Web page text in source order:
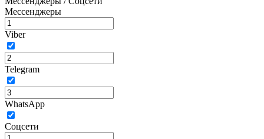
Мессенджеры
Viber
Telegram
WhatsApp
Соцсети